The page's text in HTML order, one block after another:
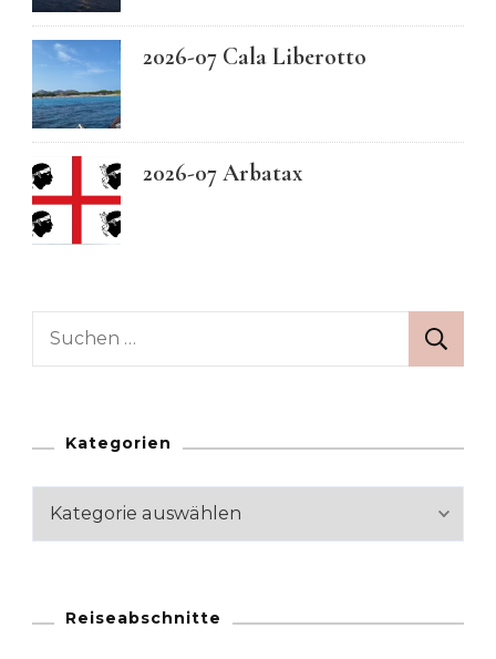
2026-07 Cala Liberotto
2026-07 Arbatax
Suchen
Kategorien
Kategorien
Reiseabschnitte